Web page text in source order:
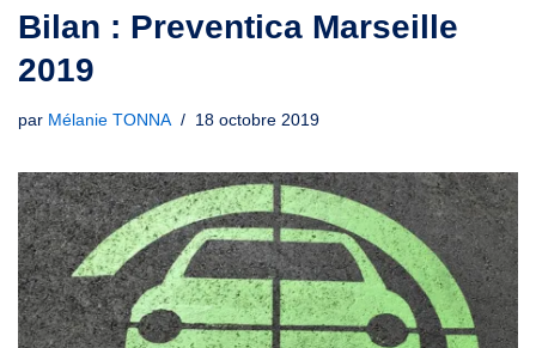
Bilan : Preventica Marseille
2019
par Mélanie TONNA 18 octobre 2019